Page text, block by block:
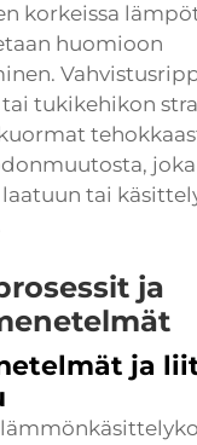
korkeissa
huomioon
tukikehikon
joka
tai
ja
ja